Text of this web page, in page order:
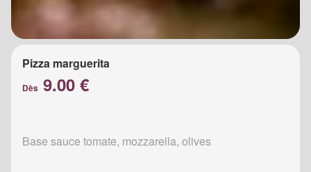
Pizza marguerita
Dès 9.00 €
Base sauce tomate, mozzarella, olives